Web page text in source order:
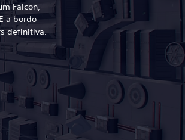
Falcon,
a bordo
definitiva.